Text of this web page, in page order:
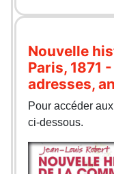
Nouvelle
Paris, 1871
adresses,
Pour accéder
ci-dessous.